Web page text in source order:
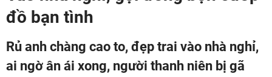
đồ bạn tình
Rủ anh chàng cao to, đẹp trai vào nhà nghỉ,
ai ngờ ân ái xong, người thanh niên bị gã